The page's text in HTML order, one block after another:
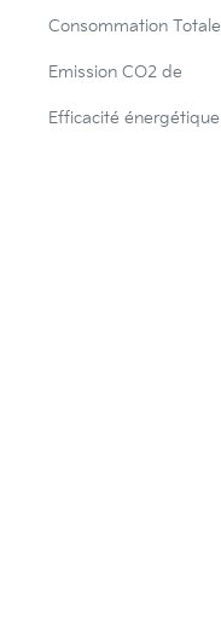
Consommation Totale
Emission CO2 de
Efficacité énergétique